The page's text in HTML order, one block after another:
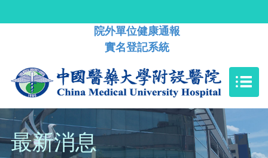
院外單位健康通報
實名登記系統
最新消息